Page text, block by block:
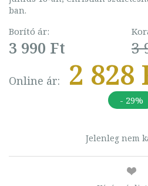
ban.
Borító ár:
3 990 Ft 3
Online ár: 2 828
- 29%
Jelenleg nem